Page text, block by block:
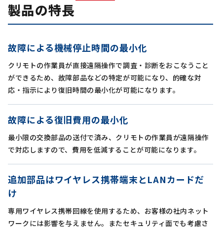
製品の特長
故障による機械停止時間の最小化
クリモトの作業員が直接遠隔操作で調査・診断をおこなうこと
ができるため、故障部品などの特定が可能になり、的確な対
応・指示により復旧時間の最小化が可能になります。
故障による復旧費用の最小化
最小限の交換部品の送付で済み、クリモトの作業員が遠隔操作
で対応しますので、費用を低減することが可能になります。
追加部品はワイヤレス携帯端末とLANカードだ
け
専用ワイヤレス携帯回線を使用するため、お客様の社内ネット
ワークには影響を与えません。またセキュリティ面でも考慮さ